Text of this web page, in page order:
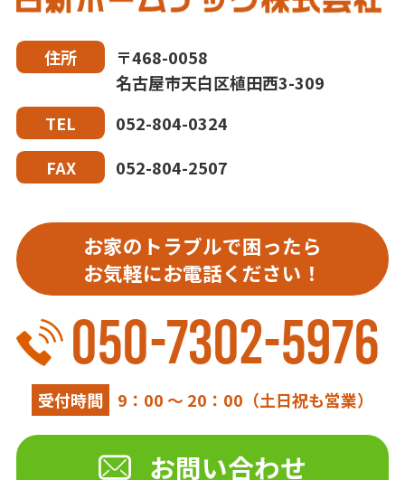
住所
〒468-0058
名古屋市天白区植田西3-309
TEL
052-804-0324
FAX
052-804-2507
お家のトラブルで困ったら
お気軽にお電話ください！
050-7302-5976
受付時間 9：00 ～ 20：00（土日祝も営業）
お問い合わせ